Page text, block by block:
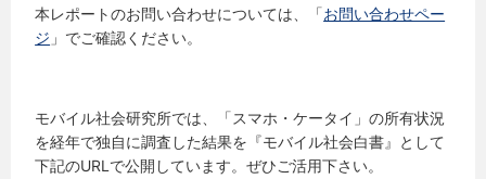
本レポートのお問い合わせについては、「お問い合わせペー
ジ 」でご確認ください。
モバイル社会研究所では、「スマホ・ケータイ」の所有状況
を経年で独自に調査した結果を『モバイル社会白書』として
下記のURLで公開しています。ぜひご活用下さい。